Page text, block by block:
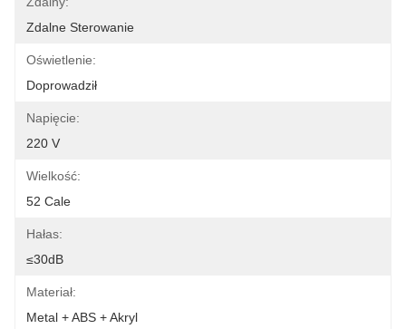
Zdalne Sterowanie
Oświetlenie:
Doprowadził
Napięcie:
220 V
Wielkość:
52 Cale
Hałas:
≤30dB
Materiał:
Metal + ABS + Akryl